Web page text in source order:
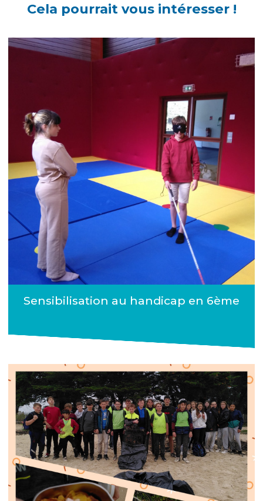
Cela pourrait vous intéresser !
Sensibilisation au handicap en 6ème